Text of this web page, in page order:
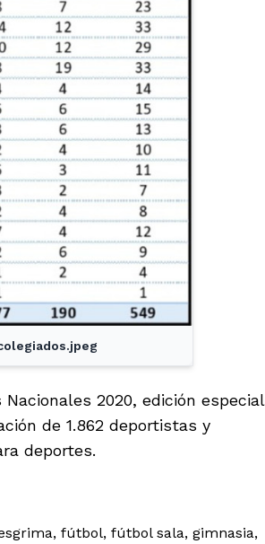
2020, edición especial
de 1.862 deportistas y
deportes.
fútbol, fútbol sala, gimnasia,